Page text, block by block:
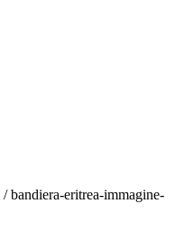
/ bandiera-eritrea-immagine-